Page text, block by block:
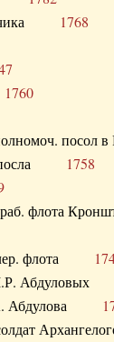
1768
1760
полномоч.
посла 1758
флота
флота
Абдулова